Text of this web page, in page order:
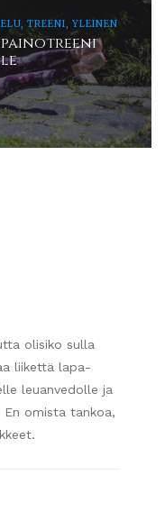
TREENI, YLEINEN
olisiko sulla
liikettä lapa-
leuanvedolle ja
omista tankoa,